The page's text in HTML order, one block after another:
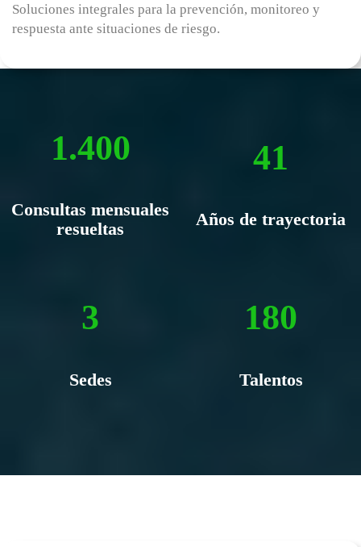
Soluciones integrales para la prevención, monitoreo y
respuesta ante situaciones de riesgo.
1.400
Consultas mensuales
resueltas
41
Años de trayectoria
3
Sedes
180
Talentos